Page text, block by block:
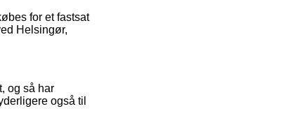
for et fastsat
Helsingør,
og så har
også til